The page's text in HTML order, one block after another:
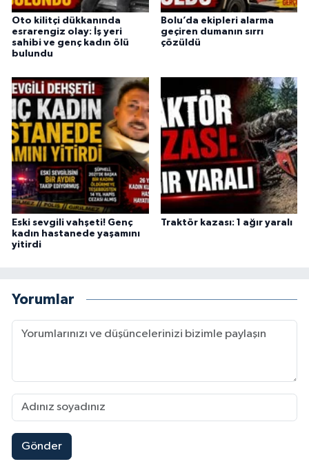
Oto kilitçi dükkanında
esrarengiz olay: İş yeri
sahibi ve genç kadın ölü
bulundu
Bolu’da ekipleri alarma
geçiren dumanın sırrı
çözüldü
Eski sevgili vahşeti! Genç
kadın hastanede yaşamını
yitirdi
Traktör kazası: 1 ağır yaralı
Yorumlar
Gönder